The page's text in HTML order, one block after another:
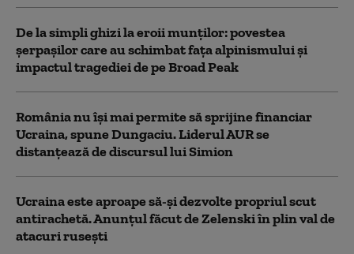
De la simpli ghizi la eroii munților: povestea
șerpașilor care au schimbat fața alpinismului și
impactul tragediei de pe Broad Peak
România nu își mai permite să sprijine financiar
Ucraina, spune Dungaciu. Liderul AUR se
distanțează de discursul lui Simion
Ucraina este aproape să-și dezvolte propriul scut
antirachetă. Anunțul făcut de Zelenski în plin val de
atacuri rusești